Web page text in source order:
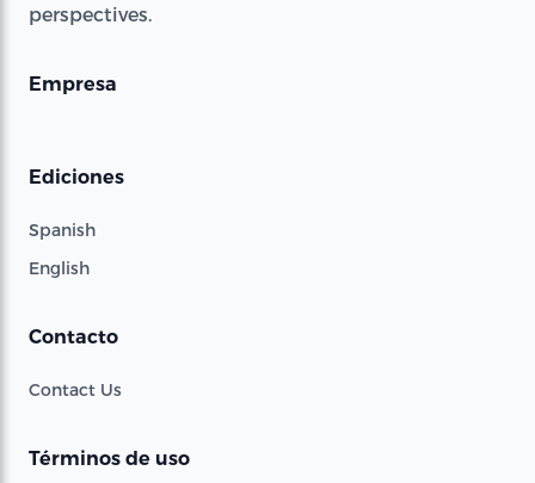
perspectives.
Empresa
Ediciones
Spanish
English
Contacto
Contact Us
Términos de uso